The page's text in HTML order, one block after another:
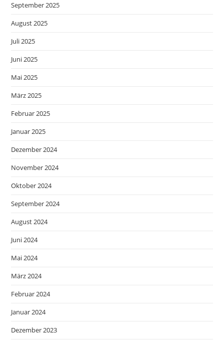
September 2025
August 2025
Juli 2025
Juni 2025
Mai 2025
März 2025
Februar 2025
Januar 2025
Dezember 2024
November 2024
Oktober 2024
September 2024
August 2024
Juni 2024
Mai 2024
März 2024
Februar 2024
Januar 2024
Dezember 2023